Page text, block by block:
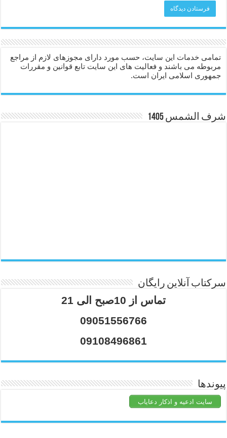
تمامی خدمات این سایت، حسب مورد دارای مجوزهای لازم از مراجع
مربوطه می باشند و فعالیت های این سایت تابع قوانین و مقررات
جمهوری اسلامی ایران است.
شرف الشمس 1405
سرکتاب آنلاین رایگان
تماس از 10صبح الی 21
09051556766
09108496861
پیوندها
سایت ادعیه و اذکار دعایاب